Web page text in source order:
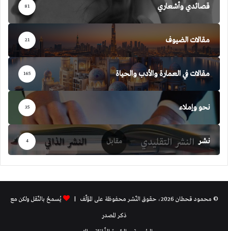
قصائدي وأشعاري 81
مقالات الضيوف 21
مقالات في العمارة والأدب والحياة 165
نحو وإملاء 35
نشر 4
© محمود قحطان 2026، حقوق النّشر محفوظة على المؤلّف |
يُسمحُ بالنّقل ولكن مع
ذكر المصدر